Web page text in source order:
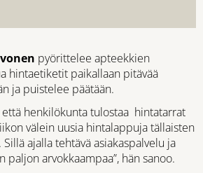
pyörittelee apteekkien
hintaetiketit paikallaan pitävää
ja puistelee päätään.
että henkilökunta tulostaa hintatarrat
välein uusia hintalappuja tällaisten
ajalla tehtävä asiakaspalvelu ja
paljon arvokkaampaa”, hän sanoo.